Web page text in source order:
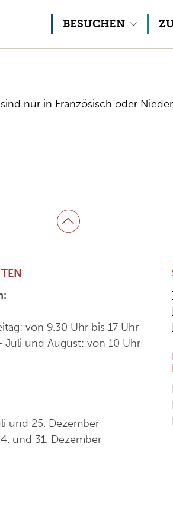
BESUCHEN
nur in Französisch oder
Zurück zum
von 9.30 Uhr bis 17 Uhr
Juli und August: von 10 Uhr
und 25. Dezember
und 31. Dezember